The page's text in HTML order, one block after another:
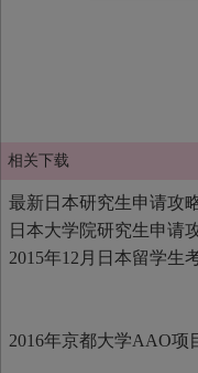
相关下载
最新日本研究生申请攻
日本大学院研究生申请
2015年12月日本留学生
2016年京都大学AAO项